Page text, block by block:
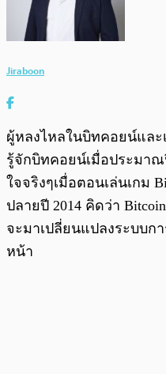
Jiraboon
ผู้หลงไหลในบิทคอยน์และ
รู้จักบิทคอยน์เมื่อประมาณ
ใจจริงๆเมื่อตอนเล่นเกม
ปลายปี 2014 คิดว่า
จะมาเปลี่ยนแปลงระบบก
หน้า